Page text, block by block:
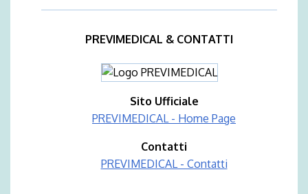
PREVIMEDICAL & CONTATTI
Sito Ufficiale
PREVIMEDICAL - Home Page
Contatti
PREVIMEDICAL - Contatti